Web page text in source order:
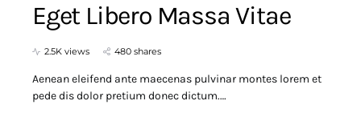
Eget Libero Massa Vitae
2.5K views 480 shares
Aenean eleifend ante maecenas pulvinar montes lorem et
pede dis dolor pretium donec dictum.…